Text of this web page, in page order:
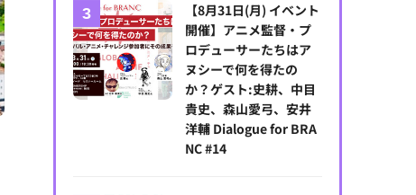
新潟市、交通費・宿泊費負担の「アニメ制作スタジオ向け視察ツアー
【8月31日(月) イベント
開催】アニメ監督・プ
ロデューサーたちはア
ヌシーで何を得たの
か？ゲスト:史耕、中目
貴史、森山愛弓、安井
洋輔 Dialogue for BRA
NC #14